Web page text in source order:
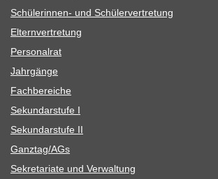
Schü­le­rin­nen- und Schülervertretung
Eltern­ver­tre­tung
Per­so­nal­rat
Jahr­gänge
Fach­be­rei­che
Sekun­dar­stufe I
Sekun­dar­stufe II
Ganztag/​​AGs
Sekre­ta­riate und Verwaltung